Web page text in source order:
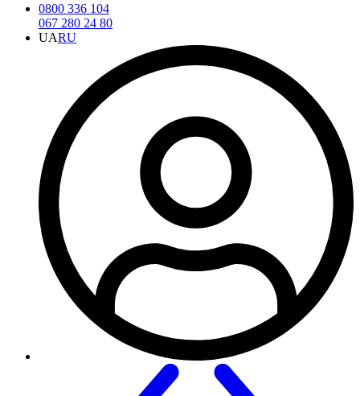
0800 336 104
067 280 24 80
UARU